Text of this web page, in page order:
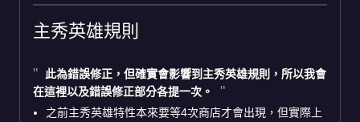
主秀英雄規則
此為錯誤修正，但確實會影響到主秀英雄規則，所以我會
在這裡以及錯誤修正部分各提一次。
之前主秀英雄特性本來要等4次商店才會出現，但實際上